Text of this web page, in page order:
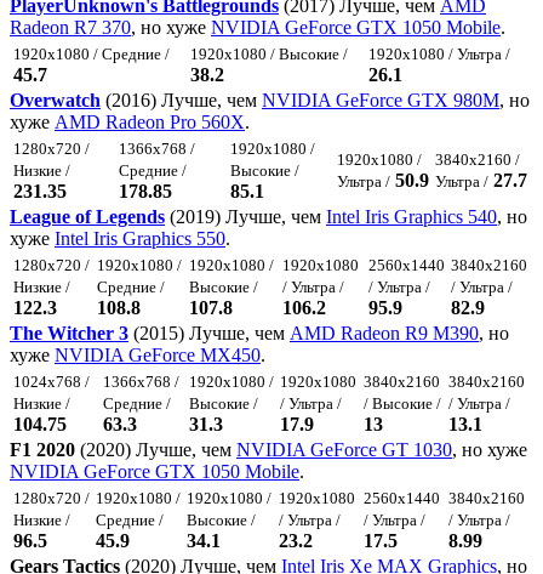
PlayerUnknown's Battlegrounds (2017) Лучше, чем AMD
Radeon R7 370, но хуже NVIDIA GeForce GTX 1050 Mobile.
1920x1080 / Средние /
45.7
1920x1080 / Высокие /
38.2
1920x1080 / Ультра /
26.1
Overwatch (2016) Лучше, чем NVIDIA GeForce GTX 980M, но
хуже AMD Radeon Pro 560X.
1280x720 /
Низкие /
231.35
1366x768 /
Средние /
178.85
1920x1080 /
Высокие /
85.1
1920x1080 /
Ультра / 50.9
3840x2160 /
Ультра / 27.7
League of Legends (2019) Лучше, чем Intel Iris Graphics 540, но
хуже Intel Iris Graphics 550.
1280x720 /
Низкие /
122.3
1920x1080 /
Средние /
108.8
1920x1080 /
Высокие /
107.8
1920x1080
/ Ультра /
106.2
2560x1440
/ Ультра /
95.9
3840x2160
/ Ультра /
82.9
The Witcher 3 (2015) Лучше, чем AMD Radeon R9 M390, но
хуже NVIDIA GeForce MX450.
1024x768 /
Низкие /
104.75
1366x768 /
Средние /
63.3
1920x1080 /
Высокие /
31.3
1920x1080
/ Ультра /
17.9
3840x2160
/ Высокие /
13
3840x2160
/ Ультра /
13.1
F1 2020 (2020) Лучше, чем NVIDIA GeForce GT 1030, но хуже
NVIDIA GeForce GTX 1050 Mobile.
1280x720 /
Низкие /
96.5
1920x1080 /
Средние /
45.9
1920x1080 /
Высокие /
34.1
1920x1080
/ Ультра /
23.2
2560x1440
/ Ультра /
17.5
3840x2160
/ Ультра /
8.99
Gears Tactics (2020) Лучше, чем Intel Iris Xe MAX Graphics, но